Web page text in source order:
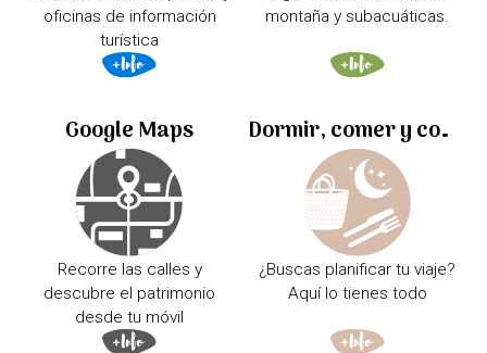
oficinas de información
turística
montaña y subacuáticas.
Google Maps
Recorre las calles y
descubre el patrimonio
desde tu móvil
Dormir, comer y comprar
¿Buscas planificar tu viaje?
Aquí lo tienes todo